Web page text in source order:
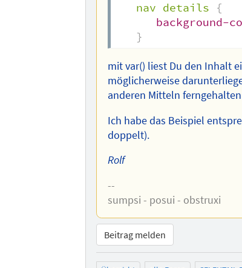
nav details
{
background-
}
mit var() liest Du den Inhalt
möglicherweise
anderen Mitteln
Ich habe das Beispiel
doppelt).
Rolf
--
sumpsi - posui - obstruxi
Beitrag melden